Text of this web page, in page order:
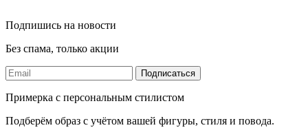
Подпишись на новости
Без спама, только акции
Подписаться
Примерка с персональным стилистом
Подберём образ с учётом вашей фигуры, стиля и повода.